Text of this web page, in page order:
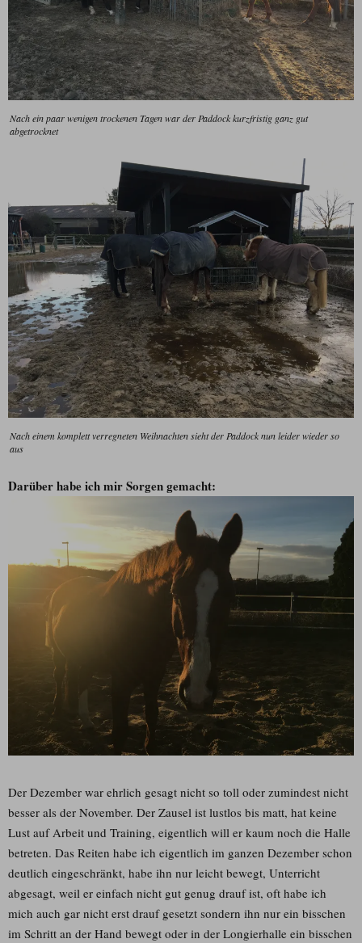
Nach ein paar wenigen trockenen Tagen war der Paddock kurzfristig ganz gut
abgetrocknet
Nach einem komplett verregneten Weihnachten sieht der Paddock nun leider wieder so
aus
Darüber habe ich mir Sorgen gemacht:
Der Dezember war ehrlich gesagt nicht so toll oder zumindest nicht
besser als der November. Der Zausel ist lustlos bis matt, hat keine
Lust auf Arbeit und Training, eigentlich will er kaum noch die Halle
betreten. Das Reiten habe ich eigentlich im ganzen Dezember schon
deutlich eingeschränkt, habe ihn nur leicht bewegt, Unterricht
abgesagt, weil er einfach nicht gut genug drauf ist, oft habe ich
mich auch gar nicht erst drauf gesetzt sondern ihn nur ein bisschen
im Schritt an der Hand bewegt oder in der Longierhalle ein bisschen